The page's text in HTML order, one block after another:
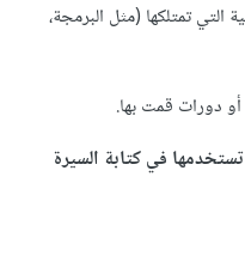
التي تمتلكها (مثل البرمجة،
دورات قمت بها.
في كتابة السيرة